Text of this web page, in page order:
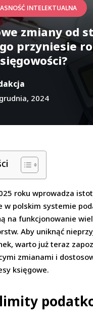
INTELEKTUALNA
zmiany od
przyniesie
2024
roku wprowadza
w polskim systemie
na funkcjonowanie
Aby uniknąć
warto już teraz
zmianami i
księgowe.